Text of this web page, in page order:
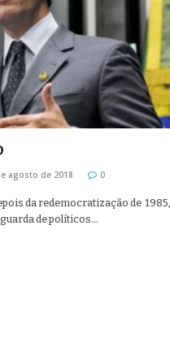
agosto de 2018 0
da redemocratização de
de políticos…